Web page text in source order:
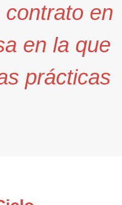
contrato en
en la que
prácticas